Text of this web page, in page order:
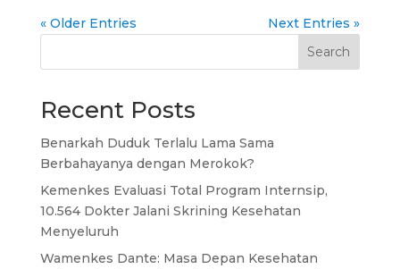
« Older Entries
Next Entries »
Search
Recent Posts
Benarkah Duduk Terlalu Lama Sama
Berbahayanya dengan Merokok?
Kemenkes Evaluasi Total Program Internsip,
10.564 Dokter Jalani Skrining Kesehatan
Menyeluruh
Wamenkes Dante: Masa Depan Kesehatan